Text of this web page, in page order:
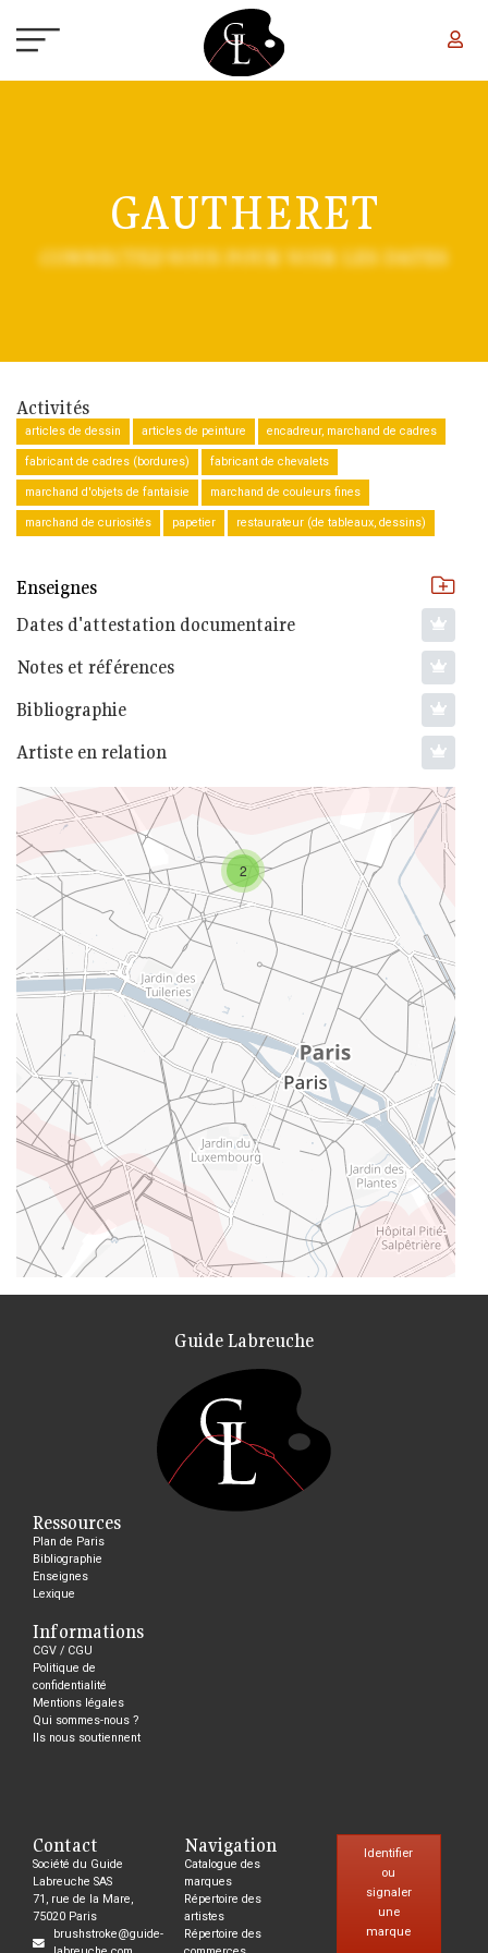
GAUTHERET
CONNECTEZ-VOUS POUR VOIR LES DATES
Activités
articles de dessin articles de peinture encadreur, marchand de cadres
fabricant de cadres (bordures) fabricant de chevalets
marchand d'objets de fantaisie marchand de couleurs fines
marchand de curiosités papetier restaurateur (de tableaux, dessins)
Enseignes
Dates d'attestation documentaire
Notes et références
Bibliographie
Artiste en relation
2
Guide Labreuche
Ressources
Plan de Paris
Bibliographie
Enseignes
Lexique
Informations
CGV / CGU
Politique de
confidentialité
Mentions légales
Qui sommes-nous ?
Ils nous soutiennent
Contact
Société du Guide
Labreuche SAS
71, rue de la Mare,
75020 Paris
brushstroke@guide-
Navigation
Catalogue des
marques
Répertoire des
artistes
Répertoire des
Identifier
ou
signaler
une
marque